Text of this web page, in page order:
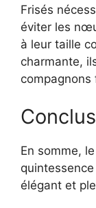
Frisés
éviter les
à leur taille
charmante,
compagnons
En somme,
élégant et